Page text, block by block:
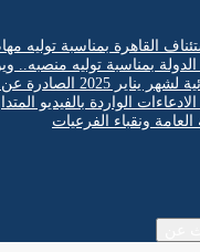
القاهرة بمناسبة توليه
بمناسبة توليه منصبه..
الفني لمحكمة النقض
الواردة بالفيديو
ونقباء الفرعيات